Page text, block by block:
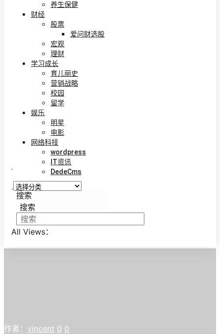
养生保健
财经
股票
爱问财选股
宏观
理财
学习成长
育儿丽史
营销战略
校园
留学
娱乐
明星
电影
网络科技
wordpress
IT资讯
DedeCms
.
.
搜索
搜索
All Views：
作者： vincent 0 0